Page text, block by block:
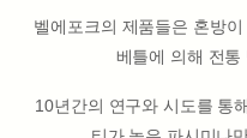
벨에포크의 제품들은 혼방
베틀에 의해 전통
10년간의 연구와 시도를 통